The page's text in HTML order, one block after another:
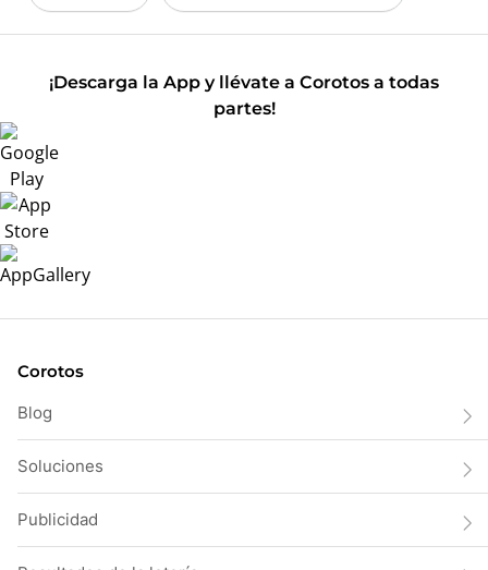
¡Descarga la App y llévate a Corotos a todas
partes!
Corotos
Blog
Soluciones
Publicidad